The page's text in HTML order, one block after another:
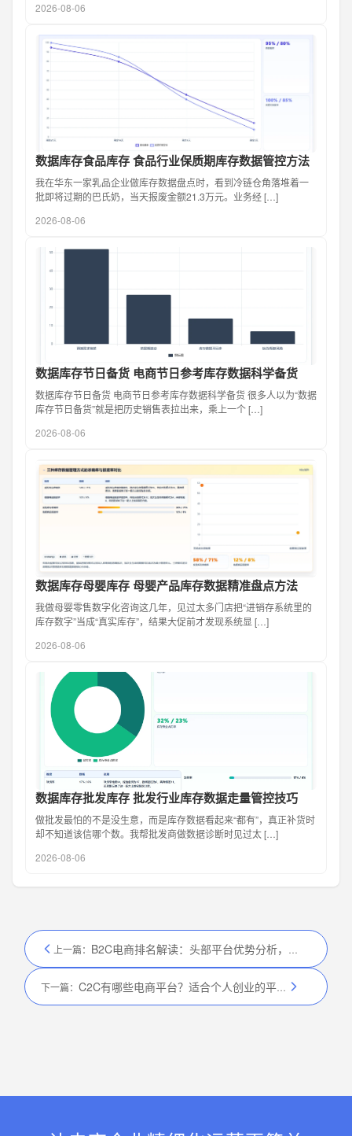
2026-08-06
数据库存食品库存 食品行业保质期库存数据管控方法
我在华东一家乳品企业做库存数据盘点时，看到冷链仓角落堆着一
批即将过期的巴氏奶，当天报废金额21.3万元。业务经 […]
2026-08-06
数据库存节日备货 电商节日参考库存数据科学备货
数据库存节日备货 电商节日参考库存数据科学备货 很多人以为“数据
库存节日备货”就是把历史销售表拉出来，乘上一个 […]
2026-08-06
数据库存母婴库存 母婴产品库存数据精准盘点方法
我做母婴零售数字化咨询这几年，见过太多门店把“进销存系统里的
库存数字”当成“真实库存”，结果大促前才发现系统显 […]
2026-08-06
数据库存批发库存 批发行业库存数据走量管控技巧
做批发最怕的不是没生意，而是库存数据看起来“都有”，真正补货时
却不知道该信哪个数。我帮批发商做数据诊断时见过太 […]
2026-08-06
上一篇： B2C电商排名解读：头部平台优势分析，商家入驻怎么选
下一篇： C2C有哪些电商平台？适合个人创业的平台，轻松开启副业